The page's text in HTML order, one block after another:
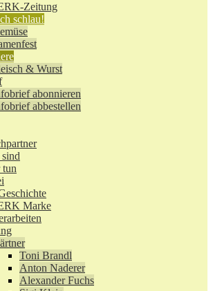
Zeitung
schlau!
& Wurst
abonnieren
abbestellen
tun
Marke
Toni Brandl
Anton Naderer
Alexander Fuchs